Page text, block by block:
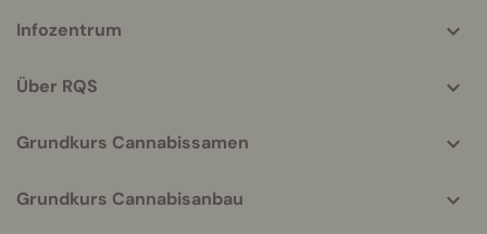
helpful
Infozentrum
Über RQS
Grundkurs Cannabissamen
Grundkurs Cannabisanbau